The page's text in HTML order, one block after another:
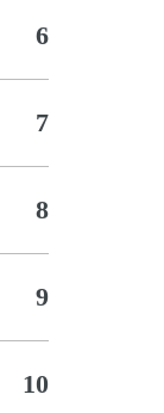
6
7
8
9
10